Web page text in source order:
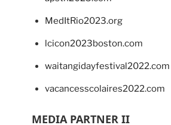
MedItRio2023.org
lcicon2023boston.com
waitangidayfestival2022.com
vacancesscolaires2022.com
MEDIA PARTNER II